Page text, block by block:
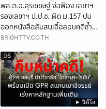
พล.ต.อ.สุรเชชษฐ์ จ่อฟ้อง เลขาฯ-
รองเลขาฯ ป.ป.ช. ผิด ม.157 ปม
ออกหนังสือสับสนเอื้อสอบคดีซ้ำ
ซ้อน
BRIGHTTV.CO.TH
วิดีโอ
06